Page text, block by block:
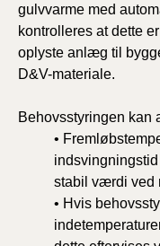
gulvvarme med
kontrolleres at dette
oplyste anlæg til
D&V-materiale.
Behovsstyringen kan
•
stabil værdi ved
• Hvis